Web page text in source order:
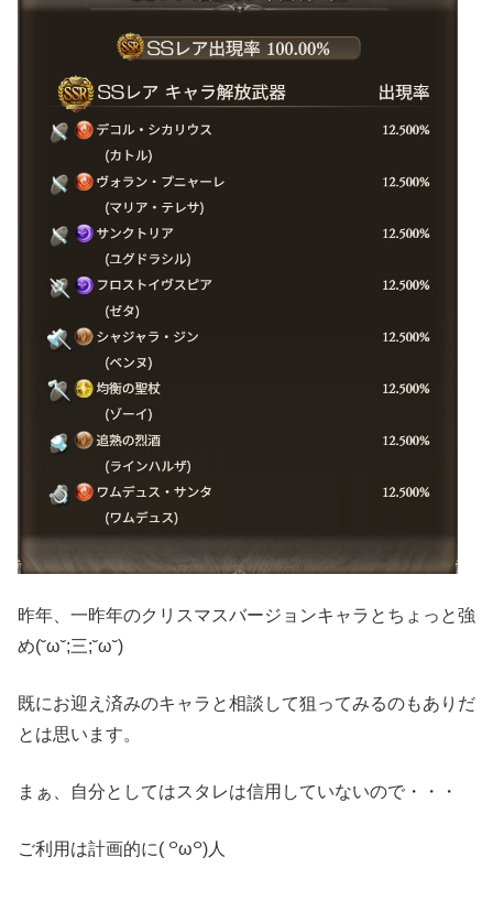
昨年、一昨年のクリスマスバージョンキャラとちょっと強
め(˘ω˘;三;˘ω˘)
既にお迎え済みのキャラと相談して狙ってみるのもありだ
とは思います。
まぁ、自分としてはスタレは信用していないので・・・
ご利用は計画的に( ꒪ω꒪)人